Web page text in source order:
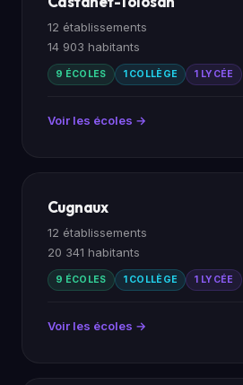
12 établissements
14 903 habitants
9 ÉCOLES 1 COLLÈGE 1 LYCÉE
Voir les écoles →
Cugnaux
12 établissements
20 341 habitants
9 ÉCOLES 1 COLLÈGE 1 LYCÉE
Voir les écoles →